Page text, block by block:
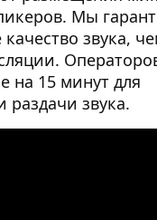
Мы
звука,
на 15 минут для
звука.